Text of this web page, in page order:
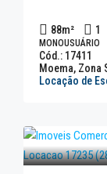
88m² 1
MONOUSUÁRIO
Cód.: 17411
Moema, Zona
Locação de